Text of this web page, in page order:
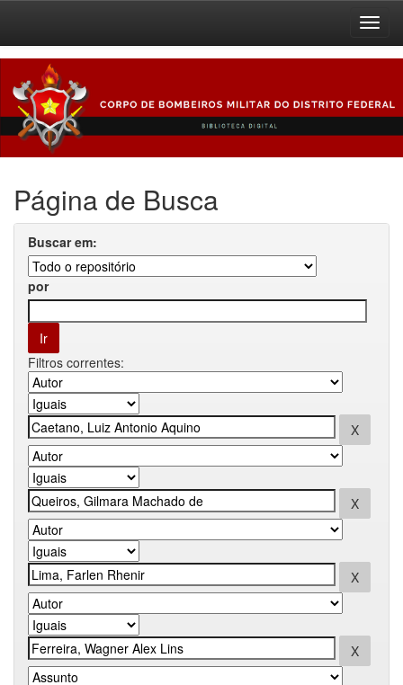
navigation
Página de Busca
Buscar em:
por
Filtros correntes: